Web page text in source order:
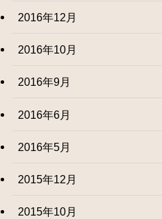
2016年12月
2016年10月
2016年9月
2016年6月
2016年5月
2015年12月
2015年10月